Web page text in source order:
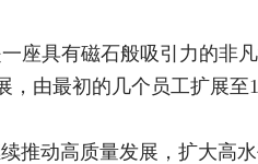
座具有磁石般吸引力的非
由最初的几个员工扩展至
推动高质量发展，扩大高